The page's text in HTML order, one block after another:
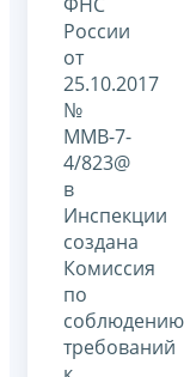
России
от
25.10.2017
№
ММВ-7-
4/823@
в
Инспекции
создана
Комиссия
по
соблюдению
требований